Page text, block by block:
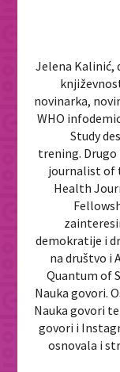
Jelena Kalinić,
novinarka,
WHO
Study
trening. Drugo
journalist of
Health
demokratije i
na društvo i
Quantum of
Nauka govori.
Nauka govori
govori i
osnovala i